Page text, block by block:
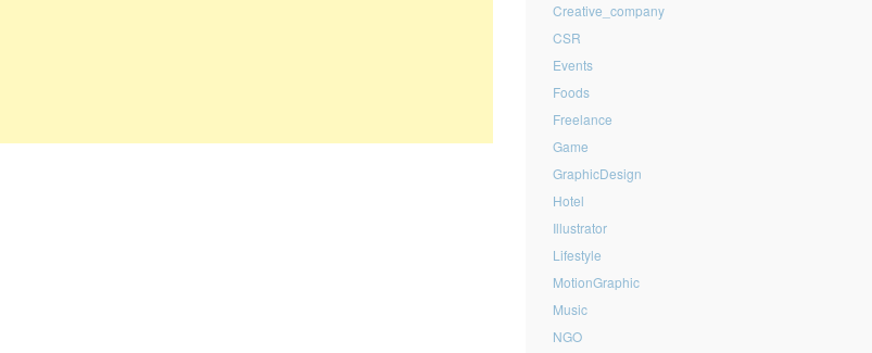
Creative_company
CSR
Events
Foods
Freelance
Game
GraphicDesign
Hotel
Illustrator
Lifestyle
MotionGraphic
Music
NGO